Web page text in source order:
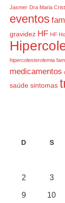
Jasmer Dra Maria
eventos
gravidez HF HF
hipercolesterolemia
medicamentos
saúde sintomas
D S
2 3
9 10